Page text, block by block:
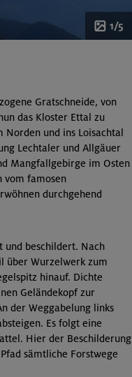
1/5
Gratschneide, von
das Kloster Ettal zu
und ins Loisachtal
Lechtaler und Allgäuer
Mangfallgebirge im Osten
vom famosen
durchgehend
und beschildert. Nach
über Wurzelwerk zum
hinauf. Dichte
Geländekopf zur
der Weggabelung links
Es folgt eine
Hier der Beschilderung
sämtliche Forstwege